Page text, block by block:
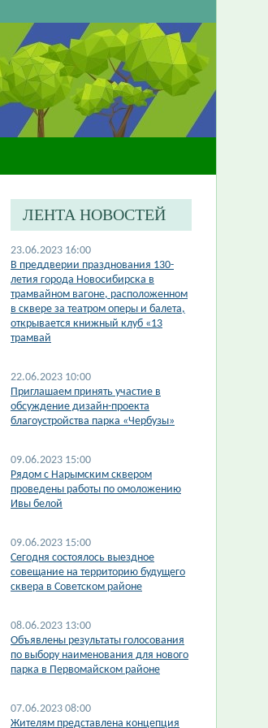
ЛЕНТА НОВОСТЕЙ
23.06.2023 16:00
​В преддверии празднования 130-
летия города Новосибирска в
трамвайном вагоне, расположенном
в сквере за театром оперы и балета,
открывается книжный клуб «13
трамвай
22.06.2023 10:00
Приглашаем принять участие в
обсуждение дизайн-проекта
благоустройства парка «Чербузы»
09.06.2023 15:00
Рядом с Нарымским сквером
проведены работы по омоложению
Ивы белой
09.06.2023 15:00
Cегодня состоялось выездное
совещание на территорию будущего
сквера в Советском районе
08.06.2023 13:00
Объявлены результаты голосования
по выбору наименования для нового
парка в Первомайском районе
07.06.2023 08:00
Жителям представлена концепция